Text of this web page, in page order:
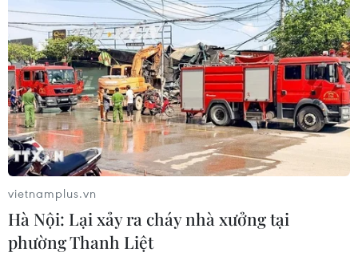
vietnamplus.vn
Hà Nội: Lại xảy ra cháy nhà xưởng tại
phường Thanh Liệt